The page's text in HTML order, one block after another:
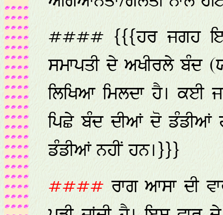
#### {{{ਹਰ ਜਗਹ
ਸਮਾਪਤੀ ਦੇ ਅਖੀਰਲੇ ਬੰਦ
ਲਿਖਿਆ ਮਿਲਦਾ ਹੈ।
ਪਿਛੇ ਬੰਦ ਦੀਆਂ ਦੋ
ਡੰਡੀਆਂ ਨਹੀਂ ਹਨ।}}}
####ਰਾਗ ਆਸਾ ਦੀ